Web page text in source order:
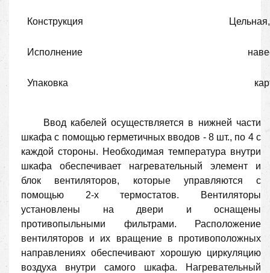
Конструкция
Исполнение
Упаковка
Ввод кабелей осуществляется в нижней части
шкафа с помощью герметичных вводов - 8 шт., по 4 с
каждой стороны. Необходимая температура внутри
шкафа обеспечивает нагревательный элемент и
блок вентиляторов, которые управляются с
помощью 2-х термостатов. Вентиляторы
установлены на двери и оснащены
противопыльными фильтрами. Расположение
вентиляторов и их вращение в противоположных
направлениях обеспечивают хорошую циркуляцию
воздуха внутри самого шкафа. Нагревательный